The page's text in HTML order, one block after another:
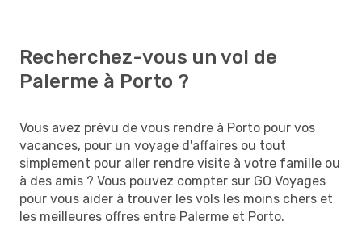
Recherchez-vous un vol de
Palerme à Porto ?
Vous avez prévu de vous rendre à Porto pour vos
vacances, pour un voyage d'affaires ou tout
simplement pour aller rendre visite à votre famille ou
à des amis ? Vous pouvez compter sur GO Voyages
pour vous aider à trouver les vols les moins chers et
les meilleures offres entre Palerme et Porto.